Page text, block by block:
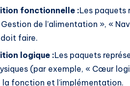
fonctionnelle :Les paquets
de l’alimentation », «
faire.
logique :Les paquets
(par exemple, « Cœur
la fonction et l’implémentation.